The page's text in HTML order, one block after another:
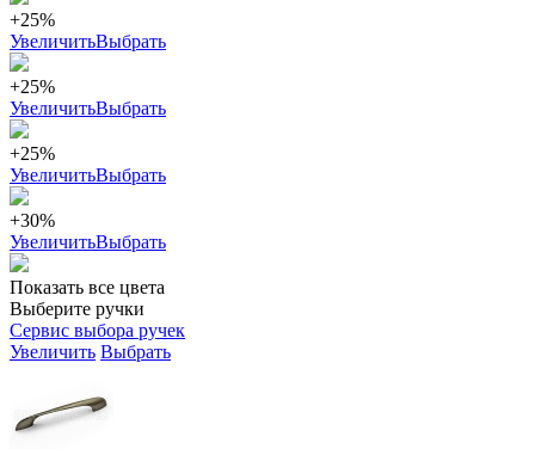
+25%
УвеличитьВыбрать
+25%
УвеличитьВыбрать
+25%
УвеличитьВыбрать
+30%
УвеличитьВыбрать
Показать все цвета
Выберите ручки
Сервис выбора ручек
Увеличить Выбрать